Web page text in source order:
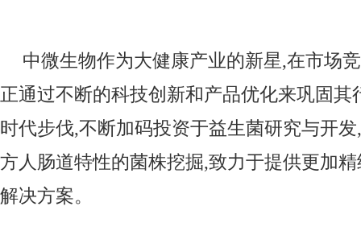
中微生物作为大健康产业的新星,在市场
正通过不断的科技创新和产品优化来巩固其
时代步伐,不断加码投资于益生菌研究与开
方人肠道特性的菌株挖掘,致力于提供更加
解决方案。